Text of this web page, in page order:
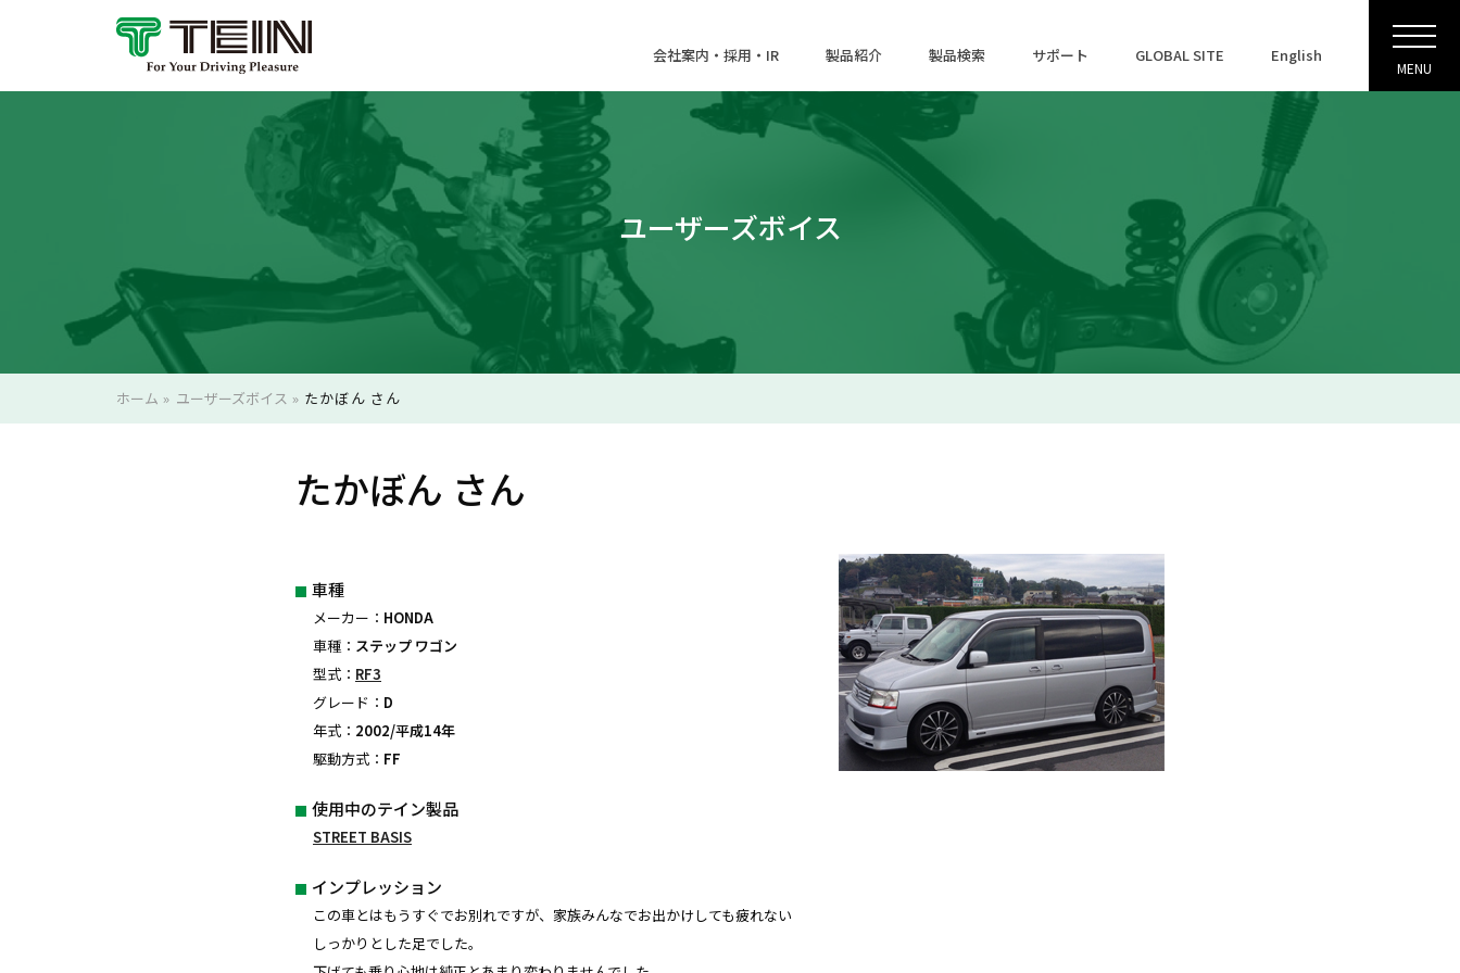
会社案内・採用・IR 製品紹介 製品検索 サポート GLOBAL SITE English
MENU
ユーザーズボイス
ホーム » ユーザーズボイス » たかぼん さん
たかぼん さん
車種
メーカー： HONDA
車種： ステップ ワゴン
型式： RF3
グレード： D
年式： 2002/平成14年
駆動方式： FF
使用中のテイン製品
STREET BASIS
インプレッション
この車とはもうすぐでお別れですが、家族みんなでお出かけしても疲れない
しっかりとした足でした。